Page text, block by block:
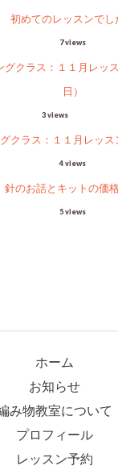
初めてのレッスンでし
7 views
グクラス：１１月レッ
日）
3 views
クラス：１１月レッス
4 views
針のお話とキットの価
5 views
ホーム
お知らせ
み物教室について
プロフィール
レッスン予約